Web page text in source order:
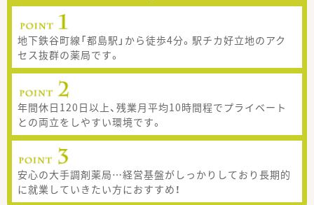
地下鉄谷町線「都島駅」から徒歩4分。駅チカ好立地のアク
セス抜群の薬局です。
年間休日120日以上、残業月平均10時間程でプライベート
との両立をしやすい環境です。
安心の大手調剤薬局…経営基盤がしっかりしており長期的
に就業していきたい方におすすめ！